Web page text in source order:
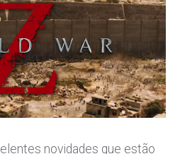
novidades que estão